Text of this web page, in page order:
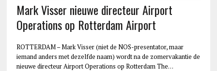
Mark Visser nieuwe directeur Airport
Operations op Rotterdam Airport
ROTTERDAM – Mark Visser (niet de NOS-presentator, maar
iemand anders met dezelfde naam) wordt na de zomervakantie de
nieuwe directeur Airport Operations op Rotterdam The…